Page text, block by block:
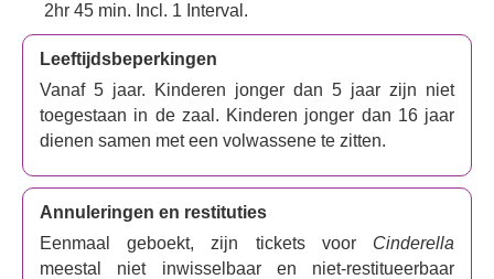
2hr 45 min. Incl. 1 Interval.
Leeftijdsbeperkingen
Vanaf 5 jaar. Kinderen jonger dan 5 jaar zijn niet
toegestaan in de zaal. Kinderen jonger dan 16 jaar
dienen samen met een volwassene te zitten.
Annuleringen en restituties
Eenmaal geboekt, zijn tickets voor Cinderella
meestal niet inwisselbaar en niet-restitueerbaar